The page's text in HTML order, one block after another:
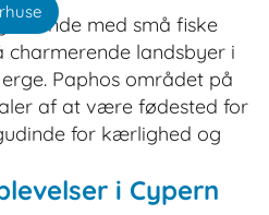
strande med små fiske
charmerende landsbyer i
Paphos området på
af at være fødested for
for kærlighed og
i Cypern